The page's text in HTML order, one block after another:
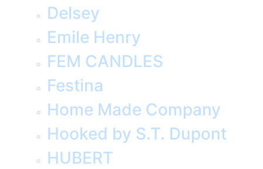
Delsey
Emile Henry
FEM CANDLES
Festina
Home Made Company
Hooked by S.T. Dupont
HUBERT